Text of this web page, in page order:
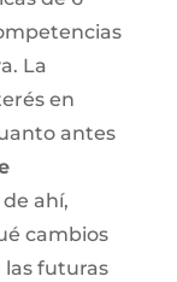
La
en
antes
ahí,
cambios
futuras